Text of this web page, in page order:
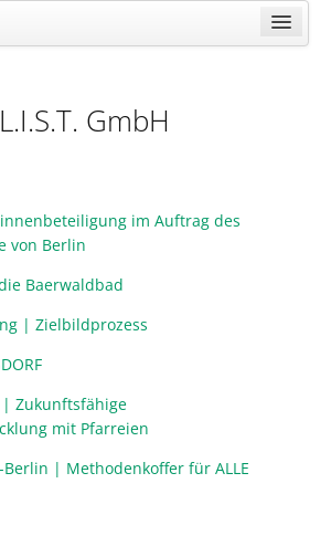
L.I.S.T. GmbH
im Auftrag des
von Berlin
Baerwaldbad
| Zielbildprozess
Zukunftsfähige
mit Pfarreien
| Methodenkoffer für ALLE